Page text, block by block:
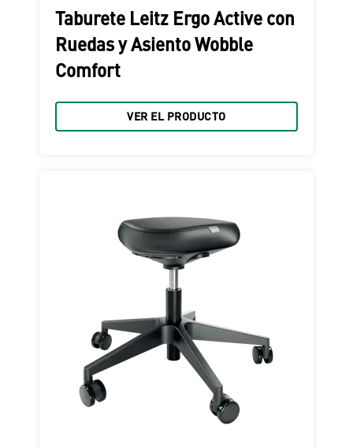
Taburete Leitz Ergo Active con
Ruedas y Asiento Wobble
Comfort
VER EL PRODUCTO